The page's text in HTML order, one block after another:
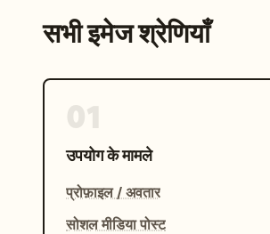
सभी इमेज श्रेणियाँ
उपयोग के मामले
प्रोफ़ाइल / अवतार
सोशल मीडिया पोस्ट